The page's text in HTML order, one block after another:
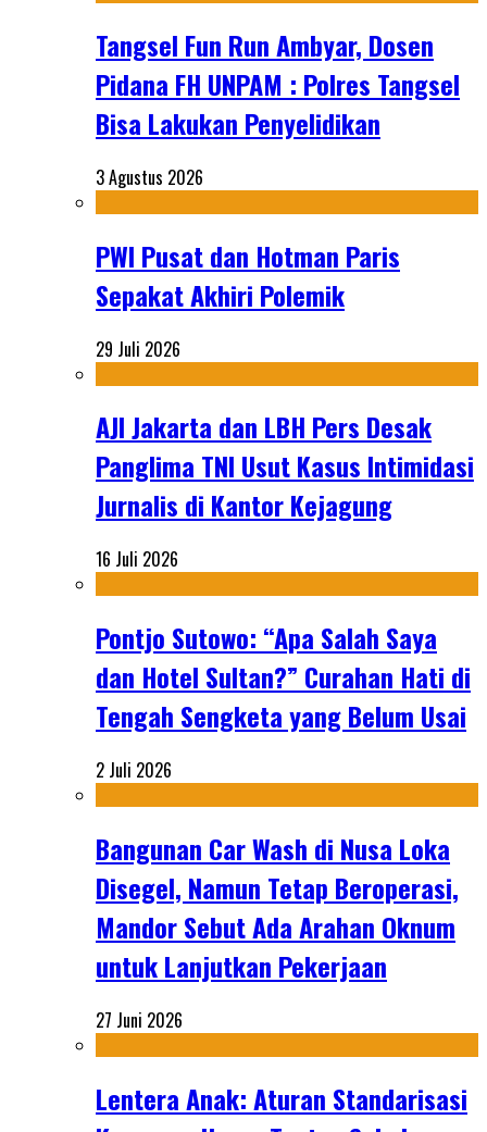
Tangsel Fun Run Ambyar, Dosen
Pidana FH UNPAM : Polres Tangsel
Bisa Lakukan Penyelidikan
3 Agustus 2026
PWI Pusat dan Hotman Paris
Sepakat Akhiri Polemik
29 Juli 2026
AJI Jakarta dan LBH Pers Desak
Panglima TNI Usut Kasus Intimidasi
Jurnalis di Kantor Kejagung
16 Juli 2026
Pontjo Sutowo: “Apa Salah Saya
dan Hotel Sultan?” Curahan Hati di
Tengah Sengketa yang Belum Usai
2 Juli 2026
Bangunan Car Wash di Nusa Loka
Disegel, Namun Tetap Beroperasi,
Mandor Sebut Ada Arahan Oknum
untuk Lanjutkan Pekerjaan
27 Juni 2026
Lentera Anak: Aturan Standarisasi